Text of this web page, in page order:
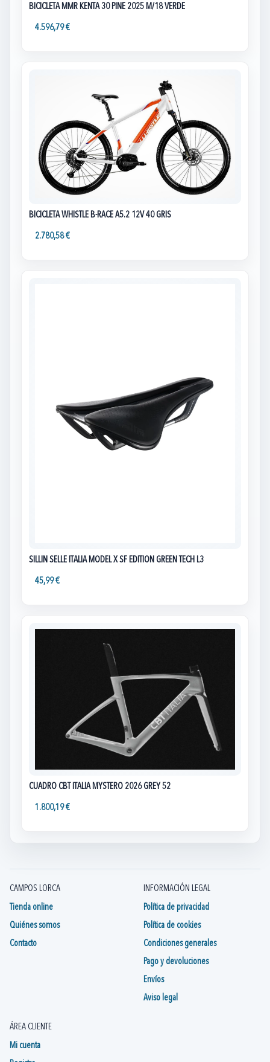
BICICLETA MMR KENTA 30 PINE 2025 M/18 VERDE
4.596,79 €
BICICLETA WHISTLE B-RACE A5.2 12V 40 GRIS
2.780,58 €
SILLIN SELLE ITALIA MODEL X SF EDITION GREEN TECH L3
45,99 €
CUADRO CBT ITALIA MYSTERO 2026 GREY 52
1.800,19 €
CAMPOS LORCA
Tienda online
Quiénes somos
Contacto
INFORMACIÓN LEGAL
Política de privacidad
Política de cookies
Condiciones generales
Pago y devoluciones
Envíos
Aviso legal
ÁREA CLIENTE
Mi cuenta